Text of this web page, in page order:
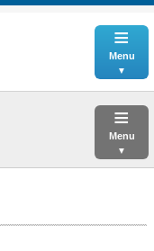
≡
Menu
≡
Menu